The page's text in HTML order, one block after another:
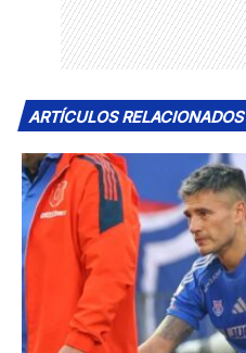
ARTÍCULOS RELACIONADOS